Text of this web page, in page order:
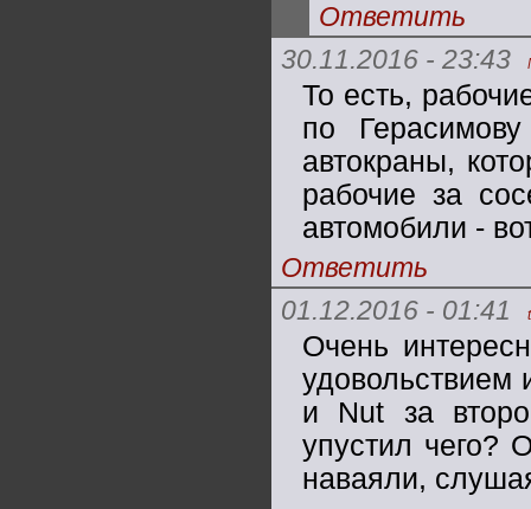
Ответить
30.11.2016 - 23:43
То есть,
по
автокраны,
рабочие за
автомобили -
Ответить
01.12.2016 - 01:41
Очень
удовольствием
и Nut за
упустил чего?
наваяли,